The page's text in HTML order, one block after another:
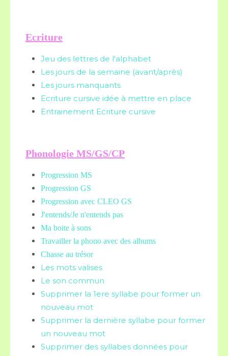
Ecriture
Jeu des lettres de l'alphabet
Les jours de la semaine (avant/après)
Les jours manquants
Ecriture cursive idée à mettre en place
Entrainement Ecriture cursive
Phonologie MS/GS/CP
Progression MS
Progression GS
Progression avec CLEO GS
J'entends/Je n'entends pas
Ma boite à sons
Travailler la phono avec des albums
Chasse au trésor
Les mots valises
Le son commun
Supprimer la 1ere syllabe pour former un
nouveau mot
Supprimer la dernière syllabe pour former
un nouveau mot
Supprimer des syllabes données pour